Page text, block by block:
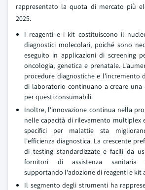
rappresentato la quota di mercato più
2025.
I reagenti e i kit costituiscono il
diagnostici molecolari, poiché sono
eseguito in applicazioni di screening
oncologia, genetica e prenatale.
procedure diagnostiche e l'incremento
di laboratorio continuano a creare una
per questi consumabili.
Inoltre, l'innovazione continua nella
nelle capacità di rilevamento multiplex
specifici per malattie sta
l'efficienza diagnostica. La crescente
di testing standardizzate e facili da
fornitori di assistenza sanitaria
supportando l'adozione di reagenti e kit
Il segmento degli strumenti ha